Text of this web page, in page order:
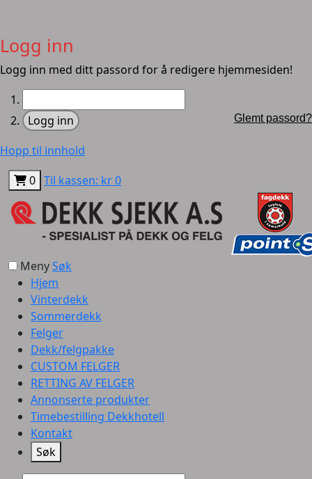
Logg inn
Logg inn med ditt passord for å redigere hjemmesiden!
Glemt passord?
Hopp til innhold
0 Til kassen: kr 0
MenySøk
Hjem
Vinterdekk
Sommerdekk
Felger
Dekk/felgpakke
CUSTOM FELGER
RETTING AV FELGER
Annonserte produkter
Timebestilling Dekkhotell
Kontakt
Søk